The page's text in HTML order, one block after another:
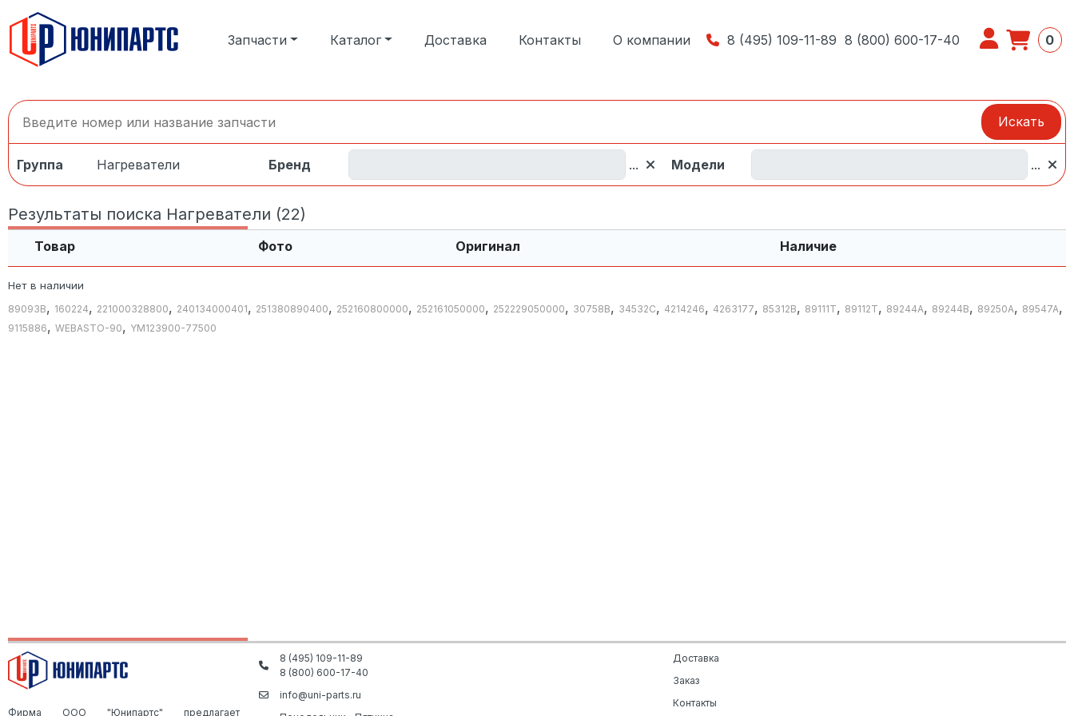
Запчасти Каталог Доставка Контакты О компании 8 (495) 109-11-89 8 (800) 600-17-40 0
Искать
Группа Нагреватели Бренд ... Модели ...
Результаты поиска Нагреватели (22)
Товар Фото Оригинал Наличие
Нет в наличии
89093B, 160224, 221000328800, 240134000401, 251380890400, 252160800000, 252161050000, 252229050000, 30758B, 34532C, 4214246, 4263177, 85312B, 89111T, 89112T, 89244A, 89244B, 89250A, 89547A,
9115886, WEBASTO-90, YM123900-77500
Фирма ООО "Юнипартс" предлагает
8 (495) 109-11-89
8 (800) 600-17-40
info@uni-parts.ru
Доставка
Заказ
Контакты